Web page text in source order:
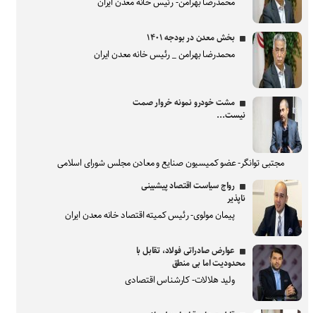
بخش معدن در بودجه ۱۴۰۱
محمدرضا بهرامن _ رئیس خانه معدن ایران
مشت خودرو نمونه خروار صمت
نیست...
مجتبی توانگر- عضو کمیسیون صنایع و معادن مجلس شورای اسلامی
رواج سیاست اقتصاد پیشبینی
ناپذیر
پیمان مولوی- رئیس کمیته اقتصاد خانه معدن ایران
عوارض صادراتی فولاد، تقابل با
محدودیت اما بی منطق
ولید هلالات- کارشناس اقتصادی